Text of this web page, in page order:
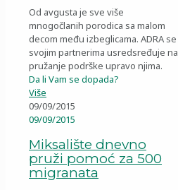
Od avgusta je sve više
mnogočlanih porodica sa malom
decom među izbeglicama. ADRA se
svojim partnerima usredsređuje na
pružanje podrške upravo njima.
Da li Vam se dopada?
Više
09/09/2015
09/09/2015
Miksalište dnevno
pruži pomoć za 500
migranata